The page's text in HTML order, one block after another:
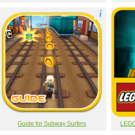
Guide for Subway Surfers
i